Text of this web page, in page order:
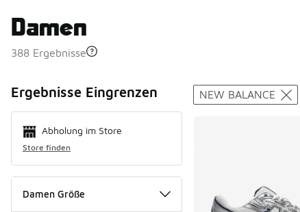
Damen
388 Ergebnisse
Ergebnisse Eingrenzen
Abholung im Store
Store finden
Damen Größe
Search
NEW BALANCE